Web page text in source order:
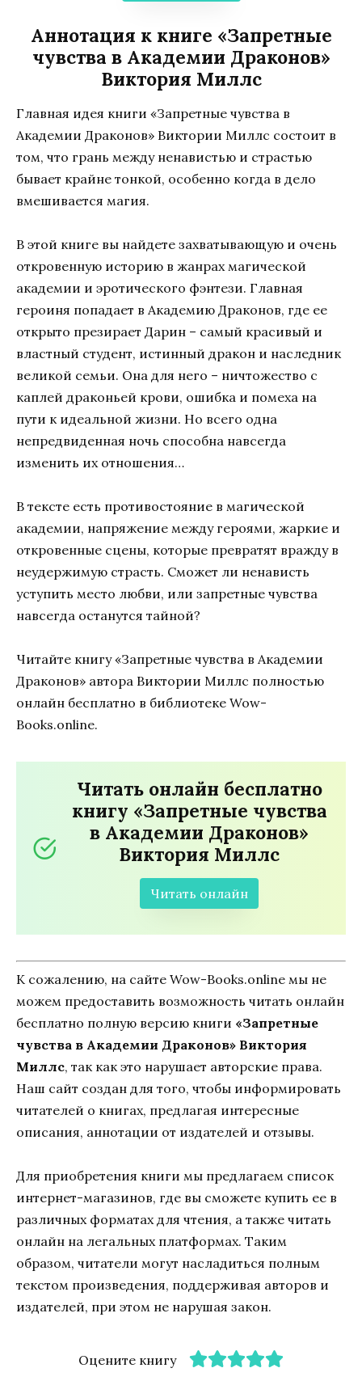
Аннотация к книге «Запретные
чувства в Академии Драконов»
Виктория Миллс
Главная идея книги «Запретные чувства в
Академии Драконов» Виктории Миллс состоит в
том, что грань между ненавистью и страстью
бывает крайне тонкой, особенно когда в дело
вмешивается магия.
В этой книге вы найдете захватывающую и очень
откровенную историю в жанрах магической
академии и эротического фэнтези. Главная
героиня попадает в Академию Драконов, где ее
открыто презирает Дарин – самый красивый и
властный студент, истинный дракон и наследник
великой семьи. Она для него – ничтожество с
каплей драконьей крови, ошибка и помеха на
пути к идеальной жизни. Но всего одна
непредвиденная ночь способна навсегда
изменить их отношения…
В тексте есть противостояние в магической
академии, напряжение между героями, жаркие и
откровенные сцены, которые превратят вражду в
неудержимую страсть. Сможет ли ненависть
уступить место любви, или запретные чувства
навсегда останутся тайной?
Читайте книгу «Запретные чувства в Академии
Драконов» автора Виктории Миллс полностью
онлайн бесплатно в библиотеке Wow-
Books.online.
Читать онлайн бесплатно
книгу «Запретные чувства
в Академии Драконов»
Виктория Миллс
Читать онлайн
К сожалению, на сайте Wow-Books.online мы не
можем предоставить возможность читать онлайн
бесплатно полную версию книги «Запретные
чувства в Академии Драконов» Виктория
Миллс, так как это нарушает авторские права.
Наш сайт создан для того, чтобы информировать
читателей о книгах, предлагая интересные
описания, аннотации от издателей и отзывы.
Для приобретения книги мы предлагаем список
интернет-магазинов, где вы сможете купить ее в
различных форматах для чтения, а также читать
онлайн на легальных платформах. Таким
образом, читатели могут насладиться полным
текстом произведения, поддерживая авторов и
издателей, при этом не нарушая закон.
Оцените книгу